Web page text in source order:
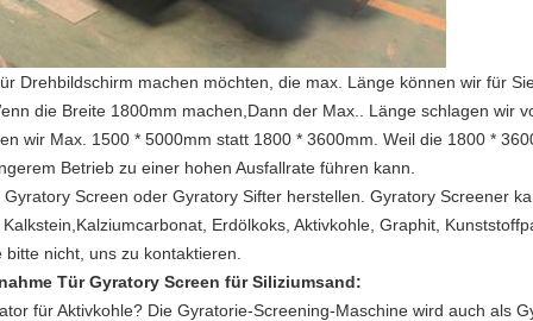
Drehbildschirm machen möchten, die max. Länge können wir für
die Breite 1800mm machen,Dann der Max.. Länge schlagen wir
wir Max. 1500 * 5000mm statt 1800 * 3600mm. Weil die 1800 *
Betrieb zu einer hohen Ausfallrate führen kann.
Screen oder Gyratory Sifter herstellen. Gyratory Screener
Erdölkoks, Aktivkohle, Graphit,
nicht, uns zu kontaktieren.
Tür Gyratory Screen für Siliziumsand:
für Aktivkohle? Die Gyratorie-Screening-Maschine wird auch als